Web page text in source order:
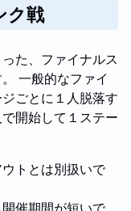
ク戦
た、ファイナルス
一般的なファイ
ごとに１人脱落す
開始して１ステー
トとは別扱いで